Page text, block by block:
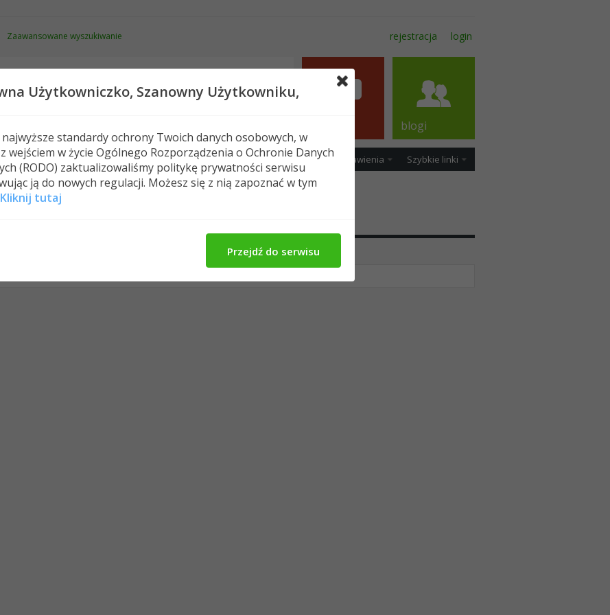
Zaawansowane wyszukiwanie rejestracja login
Nowe posty FAQ Kalendarz Spełeczność Ustawienia Szybkie linki
blogi
Użytkowniczko, Szanowny Użytkowniku,
standardy ochrony Twoich danych osobowych, w
wejściem w życie Ogólnego Rozporządzenia o Ochronie Danych
(RODO) zaktualizowaliśmy politykę prywatności serwisu
ją do nowych regulacji. Możesz się z nią zapoznać w tym
Kliknij tutaj
Przejdź do serwisu